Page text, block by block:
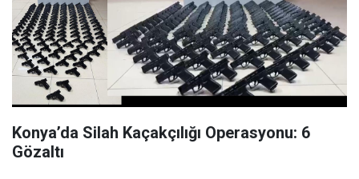
Konya’da Silah Kaçakçılığı Operasyonu: 6
Gözaltı